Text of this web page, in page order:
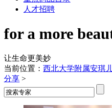
人才招聘
for a more
让生命更美妙
当前位置： 西北大学附属安琪
分享 >